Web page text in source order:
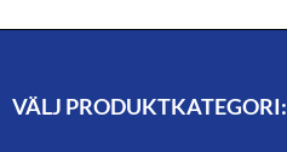
VÄLJ PRODUKTKATEGORI: